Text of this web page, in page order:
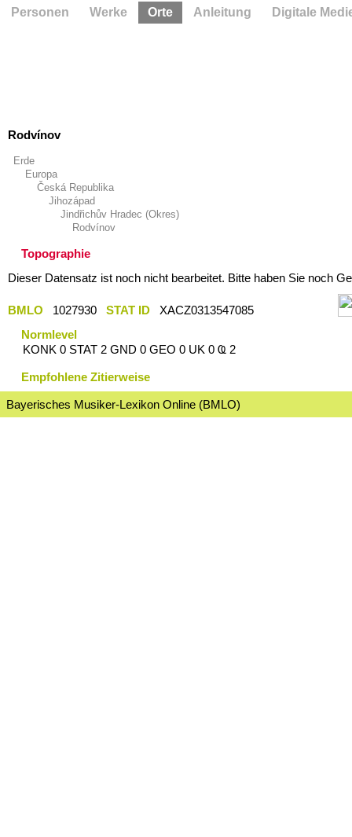
Rodvínov
Erde
Europa
Česká Republika
Jihozápad
Jindřichův Hradec (Okres)
Rodvínov
Topographie
Dieser Datensatz ist noch nicht bearbeitet. Bitte haben Sie noch
BMLO 1027930 STAT ID
XACZ0313547085
Normlevel
KONK 0 STAT 2 GND 0 GEO 0 UK 0 Ҩ 2
Empfohlene Zitierweise
Bayerisches Musiker-Lexikon Online (BMLO)
Personen Werke Orte Anleitung Digitale